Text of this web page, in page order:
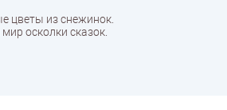
цветы из снежинок.
осколки сказок.